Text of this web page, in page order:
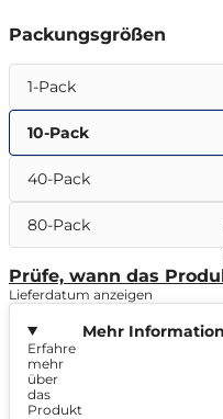
Packungsgrößen
1-Pack
10-Pack
40-Pack
80-Pack
Prüfe, wann das
Lieferdatum anzeigen
Mehr
Erfahre
mehr
über
das
Produkt